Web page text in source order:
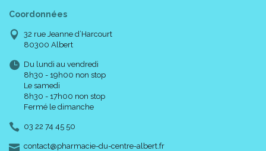
Coordonnées
32 rue Jeanne d’Harcourt
80300 Albert
Du lundi au vendredi
8h30 - 19h00 non stop
Le samedi
8h30 - 17h00 non stop
Fermé le dimanche
03 22 74 45 50
contact-
@-
pharmacie-du-centre-albert.fr